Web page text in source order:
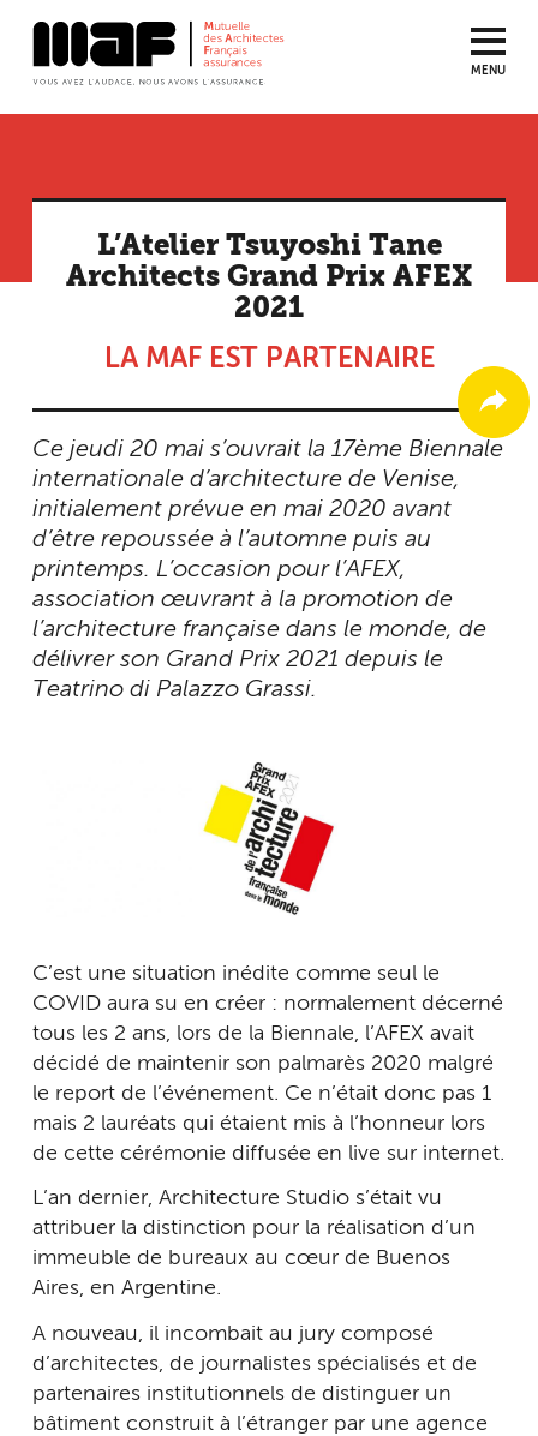
MENU
L’Atelier Tsuyoshi Tane
Architects Grand Prix AFEX
2021
LA MAF EST PARTENAIRE
Ce jeudi 20 mai s’ouvrait la 17ème Biennale
internationale d’architecture de Venise,
initialement prévue en mai 2020 avant
d’être repoussée à l’automne puis au
printemps. L’occasion pour l’AFEX,
association œuvrant à la promotion de
l’architecture française dans le monde, de
délivrer son Grand Prix 2021 depuis le
Teatrino di Palazzo Grassi.
C’est une situation inédite comme seul le
COVID aura su en créer : normalement décerné
tous les 2 ans, lors de la Biennale, l’AFEX avait
décidé de maintenir son palmarès 2020 malgré
le report de l’événement. Ce n’était donc pas 1
mais 2 lauréats qui étaient mis à l’honneur lors
de cette cérémonie diffusée en live sur internet.
L’an dernier, Architecture Studio s’était vu
attribuer la distinction pour la réalisation d’un
immeuble de bureaux au cœur de Buenos
Aires, en Argentine.
A nouveau, il incombait au jury composé
d’architectes, de journalistes spécialisés et de
partenaires institutionnels de distinguer un
bâtiment construit à l’étranger par une agence